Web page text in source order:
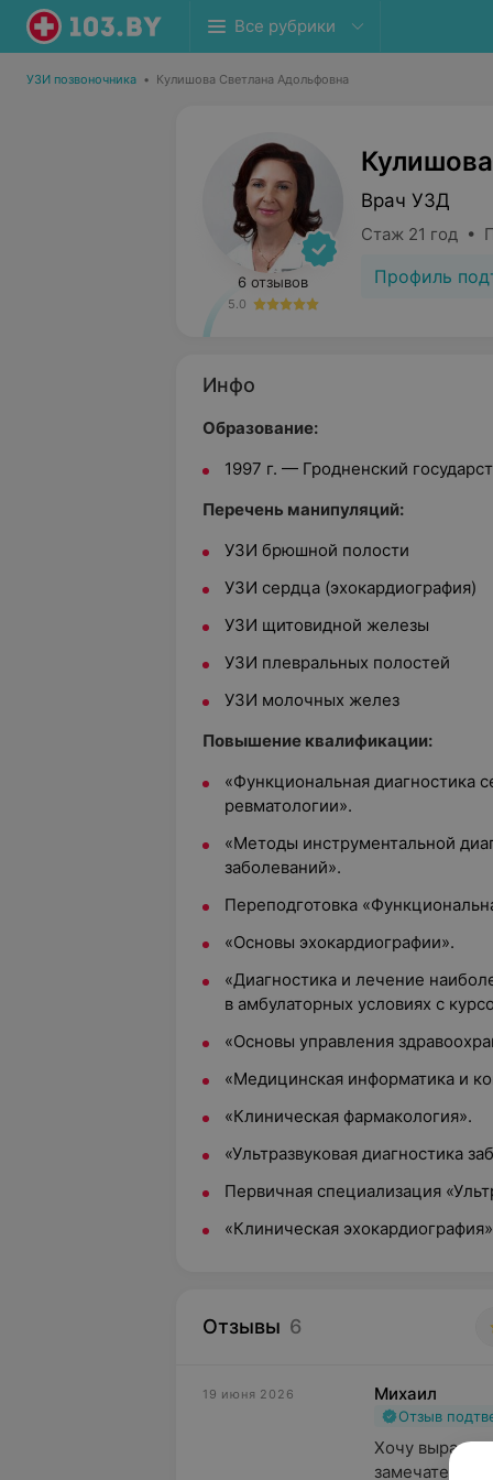
Все рубрики
УЗИ позвоночника • Кулишова Светлана Адольфовна
6 отзывов
5.0
Врач УЗД
Стаж 21 год •
Профиль
Инфо
Образование:
1997 г. — Гродненский
Перечень манипуляций:
УЗИ брюшной полости
УЗИ сердца (эхокардиография)
УЗИ щитовидной железы
УЗИ плевральных полостей
УЗИ молочных желез
Повышение квалификации:
«Функциональная диагностика
ревматологии».
«Методы инструментальной
заболеваний».
Переподготовка
«Основы эхокардиографии».
«Диагностика и лечение
в амбулаторных условиях с
«Основы управления
«Медицинская информатика и
«Клиническая фармакология».
«Ультразвуковая диагностика
Первичная специализация
«Клиническая
Отзывы 6
19 июня 2026 Михаил
Отзыв
Хочу